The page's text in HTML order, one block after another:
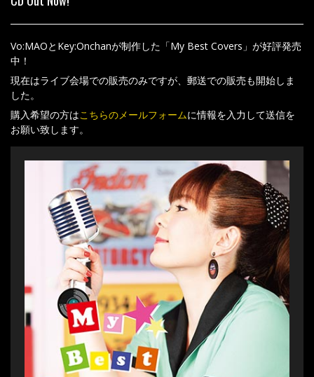
Vo:MAOとKey:Onchanが制作した「My Best Covers」が好評発売
中！
現在はライブ会場での販売のみですが、郵送での販売も開始しま
した。
購入希望の方はこちらのメールフォームに情報を入力して送信を
お願い致します。